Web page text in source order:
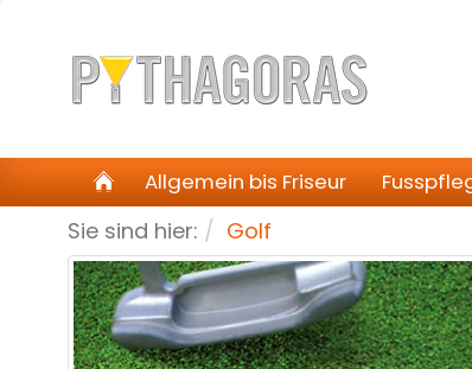
Allgemein bis Friseur
Sie sind hier: Golf